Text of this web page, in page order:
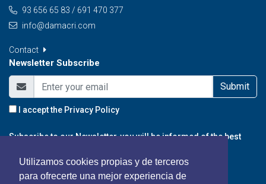
Utilizamos cookies propias y de terceros
para ofrecerte una mejor experiencia de
93 656 65 83 / 691 470 377
info@damacri.com
Contact
Newsletter Subscribe
Submit
I accept the Privacy Policy
Subscribe to our Newsletter, you will be informed of the best